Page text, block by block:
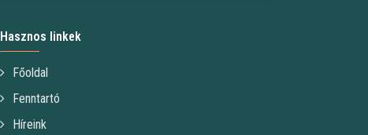
Hasznos linkek
Főoldal
Fenntartó
Híreink